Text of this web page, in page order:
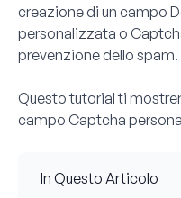
creazione di un campo
personalizzata o
prevenzione dello spam.
Questo tutorial ti
campo Captcha
In Questo Articolo